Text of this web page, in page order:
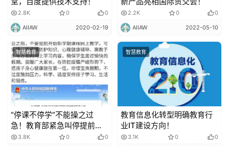
2.8K 0 0
AIIAW 2020-02-19
2.2K 0 0
AIIAW 2022-05-10
智慧教育
“停课不停学”不能操之过
急！教育部紧急叫停提前网
上教学！
3.8K 0 0
智慧教育
教育信息化转型明确教育行
业IT建设方向！
3.1K 0 0